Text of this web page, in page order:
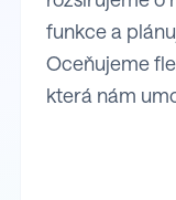
funkce a
Oceňujeme
která nám